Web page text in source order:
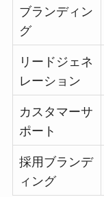
ブランディン
グ
リードジェネ
レーション
カスタマーサ
ポート
採用ブランデ
ィング